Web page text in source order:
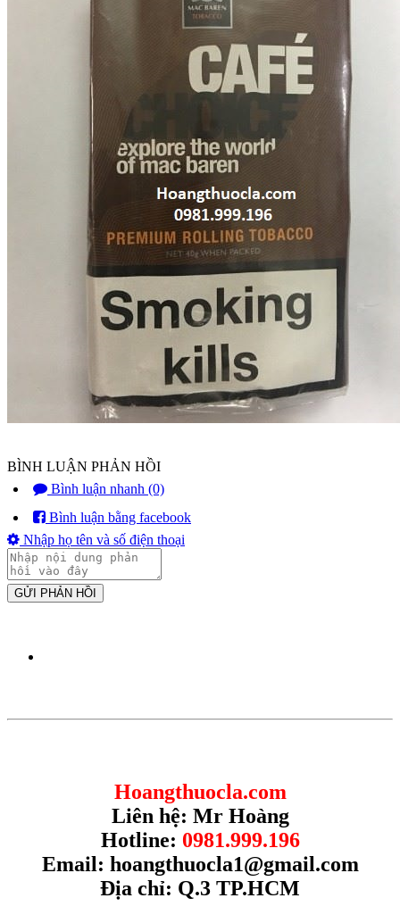
BÌNH LUẬN PHẢN HỒI
Bình luận nhanh (0)
Bình luận bằng facebook
Nhập họ tên và số điện thoại
GỬI PHẢN HỒI
Hoangthuocla.com
Liên hệ: Mr Hoàng
Hotline: 0981.999.196
Email: hoangthuocla1@gmail.com
Địa chỉ: Q.3 TP.HCM